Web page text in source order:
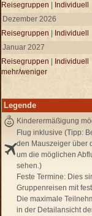
Reisegruppen
Individuell
Dezember 2026
Reisegruppen
Individuell
Januar 2027
Reisegruppen
Individuell
mehr/weniger
Legende
Kinderermäßigung
Flug inklusive (Tipp:
den Mauszeiger über
um die möglichen
sehen.)
Feste Termine: Dies
Gruppenreisen mit
Die maximale
in der Detailansicht